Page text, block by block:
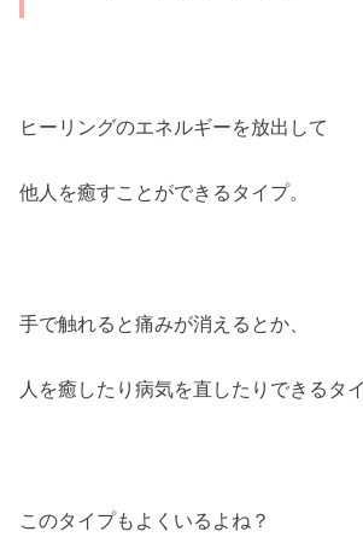
ヒーリングのエネルギーを放出して
他人を癒すことができるタイプ。
手で触れると痛みが消えるとか、
人を癒したり病気を直したりできるタイ
このタイプもよくいるよね？